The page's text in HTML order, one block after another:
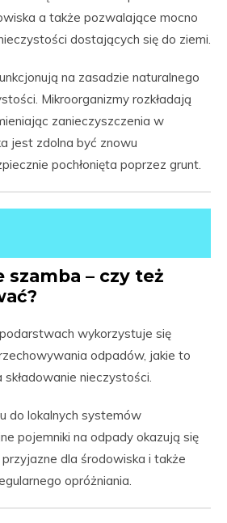
a także pozwalające mocno
dostających się do ziemi.
na zasadzie naturalnego
Mikroorganizmy rozkładają
zanieczyszczenia w
jest zdolna być znowu
pochłonięta poprzez grunt.
szamba – czy też
wykorzystuje się
odpadów, jakie to
składowanie nieczystości.
do lokalnych systemów
pojemniki na odpady okazują się
dla środowiska i także
opróżniania.